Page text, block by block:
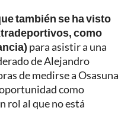
también se ha visto
como
para asistir a una
de Alejandro
de medirse a Osasuna
como
rol al que no está